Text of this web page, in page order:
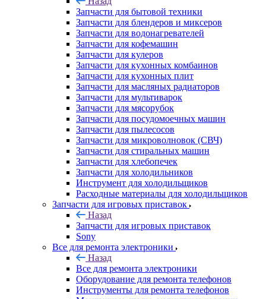
Запчасти для кулеров
Запчасти для кухонных комбаинов
Запчасти для кухонных плит
Запчасти для масляных радиаторов
Запчасти для мультиварок
Запчасти для мясорубок
Запчасти для посудомоечных машин
Запчасти для пылесосов
Запчасти для микроволновок (СВЧ)
Запчасти для стиральных машин
Запчасти для хлебопечек
Запчасти для холодильников
Инструмент для холодильщиков
Расходные материалы для холодильщиков
Запчасти для игровых приставок
Назад
Запчасти для игровых приставок
Sony
Все для ремонта электроники
Назад
Все для ремонта электроники
Оборудование для ремонта телефонов
Инструменты для ремонта телефонов
Монтажные столы, магнитные коврики
Скальпели, лезвия сменные
Системы хранения
Скотчи, изолента
Тачскрины